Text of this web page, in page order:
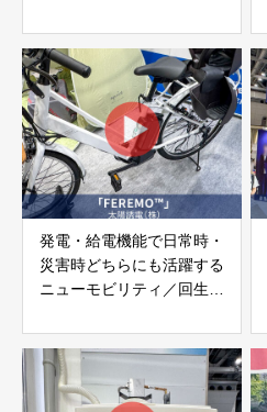
アサヒ飲料株式会社
発電・給電機能で日常時・
災害時どちらにも活躍する
ニューモビリティ／回生電
「FEREMO™」太陽誘電
株式会社